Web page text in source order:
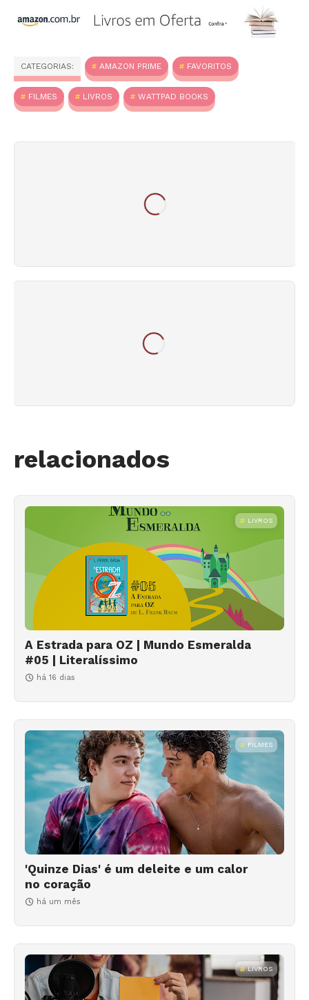
CATEGORIAS: AMAZON PRIME FAVORITOS
FILMES LIVROS WATTPAD BOOKS
relacionados
LIVROS
A Estrada para OZ | Mundo Esmeralda
#05 | Literalíssimo
há 16 dias
FILMES
'Quinze Dias' é um deleite e um calor
no coração
há um mês
LIVROS